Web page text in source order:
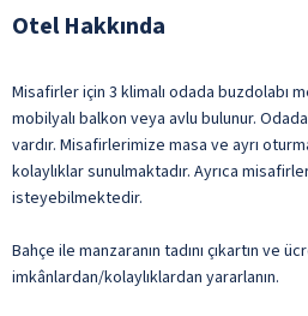
Otel Hakkında
Misafirler için 3 klimalı odada buzdolabı
mobilyalı balkon veya avlu bulunur.
vardır. Misafirlerimize masa ve ayrı
kolaylıklar sunulmaktadır. Ayrıca
isteyebilmektedir.
Bahçe ile manzaranın tadını çıkartın ve
imkânlardan/kolaylıklardan yararlanın.